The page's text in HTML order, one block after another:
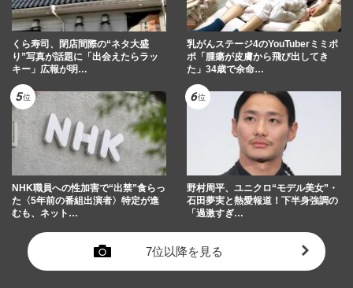
くら寿司、閉店間際の“ネタ大盛
り”写真が話題に「出会えたらラッ
キー」広報が明…
乳がんステージ4のYouTuberミミポ
ポ「腫瘍が皮膚から飛び出してき
た」34歳で余命…
NHK職員への性加害で“出禁”食らっ
た〈5年前の番組出演者〉特定が進
むも、ネット…
野村周平、ユニクロ“モデル美女”・
石田夢実と熱愛報道！下半身強調の
「過激すぎ…
7位以降を見る